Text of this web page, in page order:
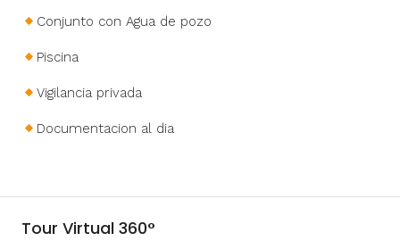
Conjunto con Agua de pozo
Piscina
Vigilancia privada
Documentacion al dia
Tour Virtual 360°